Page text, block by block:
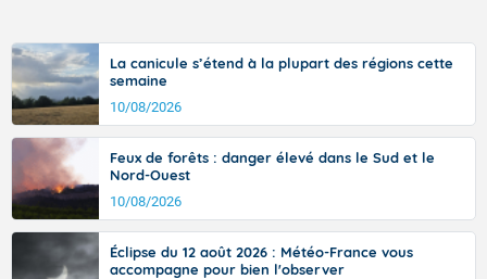
La canicule s’étend à la plupart des régions cette
semaine
10/08/2026
Feux de forêts : danger élevé dans le Sud et le
Nord-Ouest
10/08/2026
Éclipse du 12 août 2026 : Météo-France vous
accompagne pour bien l'observer